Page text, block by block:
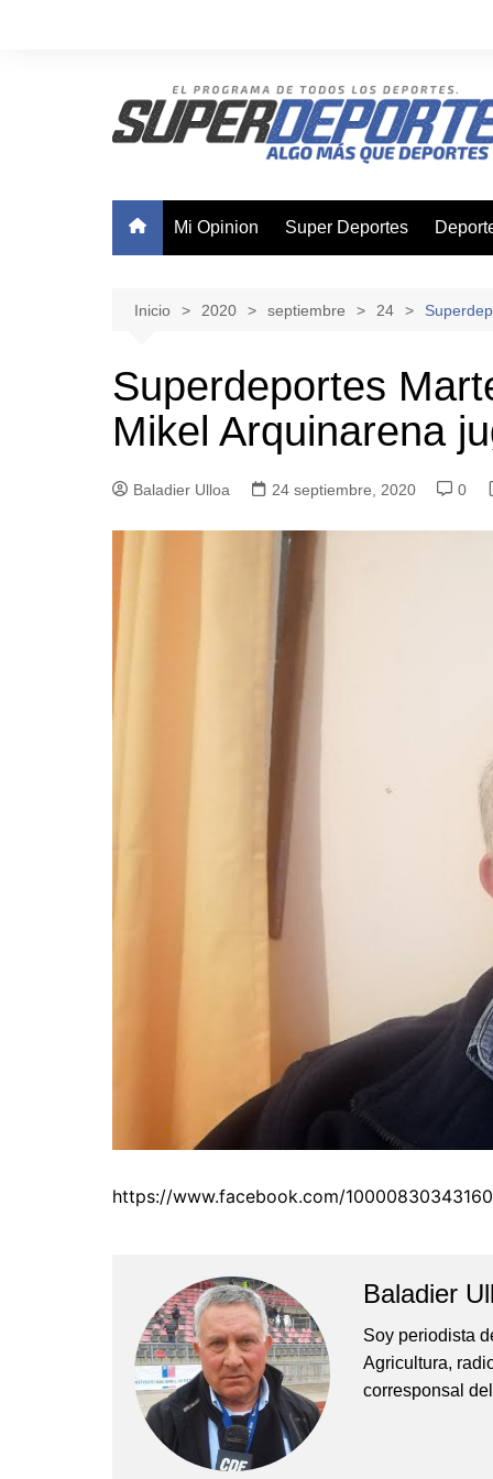
Mi Opinion Super Deportes
Ciclismo
Futsal
Pesca
Inicio 2020 septiembre 24
Superdeportes
Mikel Arquinarena
Baladier Ulloa 24 septiembre, 2020 0
https://www.facebook.com/
Baladier
Soy periodista
Agricultura,
corresponsal